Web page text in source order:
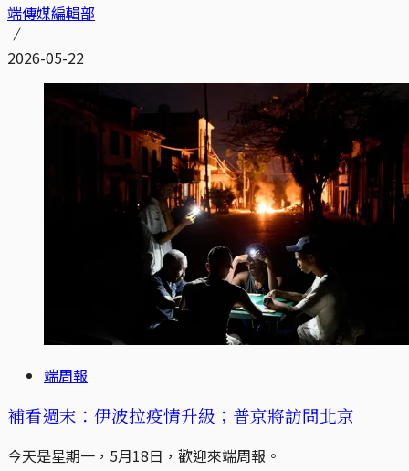
端傳媒編輯部
2026-05-22
端周報
補看週末：伊波拉疫情升級；普京將訪問北京
今天是星期一，5月18日，歡迎來端周報。